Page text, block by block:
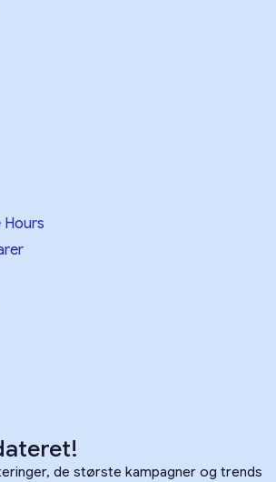
Hours
de største kampagner og trends